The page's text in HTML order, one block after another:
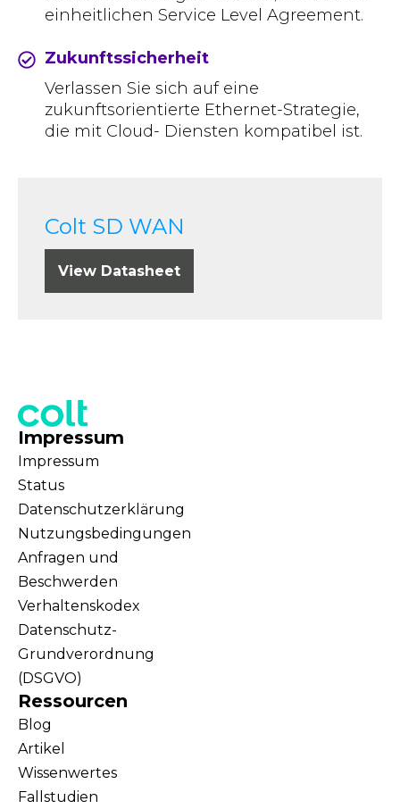
einheitlichen Service Level Agreement.
Zukunftssicherheit
Verlassen Sie sich auf eine
zukunftsorientierte Ethernet-Strategie,
die mit Cloud- Diensten kompatibel ist.
Colt SD WAN
View Datasheet
Impressum
Impressum
Status
Datenschutzerklärung
Nutzungsbedingungen
Anfragen und
Beschwerden
Verhaltenskodex
Datenschutz-
Grundverordnung
(DSGVO)
Ressourcen
Blog
Artikel
Wissenwertes
Fallstudien